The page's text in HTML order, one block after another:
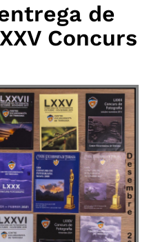
de
Concurs